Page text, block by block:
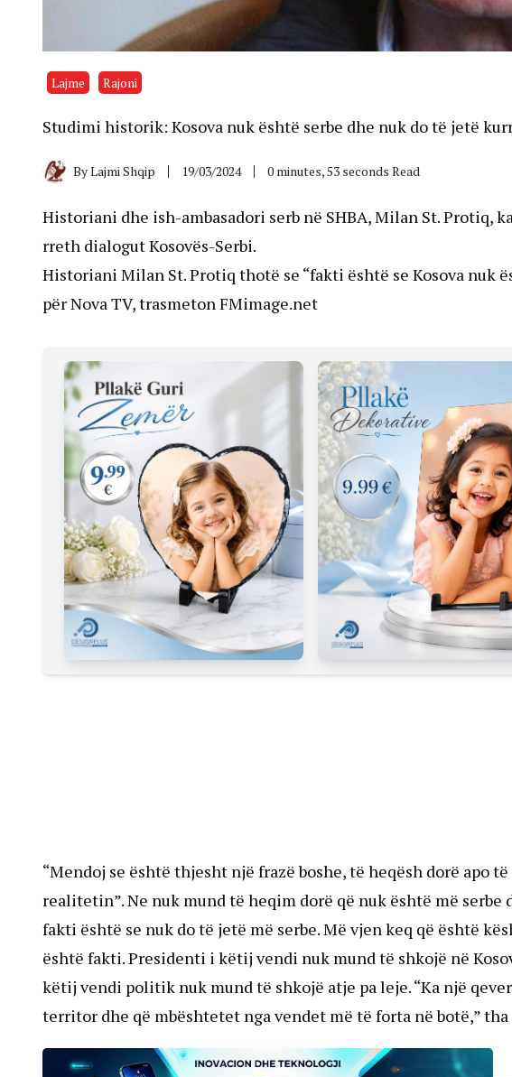
Lajme Rajoni
Studimi historik: Kosova nuk është serbe dhe nuk do të jetë
ByLajmi Shqip 19/03/2024 0 minutes, 53 seconds Read
Historiani dhe ish-ambasadori serb në SHBA, Milan St.
rreth dialogut Kosovës-Serbi.
Historiani Milan St. Protiq thotë se “fakti është se Kosova nuk
për Nova TV, trasmeton FMimage.net
“Mendoj se është thjesht një frazë boshe, të heqësh dorë apo
realitetin”. Ne nuk mund të heqim dorë që nuk është më serbe
fakti është se nuk do të jetë më serbe. Më vjen keq që është
është fakti. Presidenti i këtij vendi nuk mund të shkojë në
këtij vendi politik nuk mund të shkojë atje pa leje. “Ka një
territor dhe që mbështetet nga vendet më të forta në botë,” tha